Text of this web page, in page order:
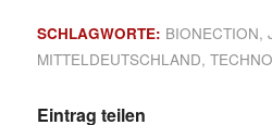
SCHLAGWORTE: BIONECTION,
MITTELDEUTSCHLAND,
Eintrag teilen